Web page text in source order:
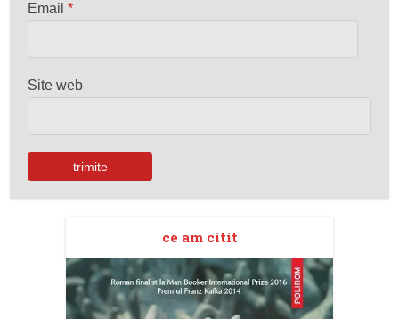
Email*
Site web
ce am citit